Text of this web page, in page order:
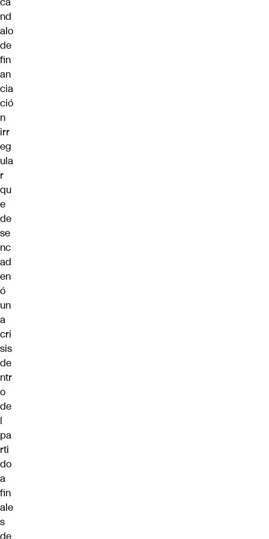
nd
alo
de
fin
an
cia
ció
n
irr
eg
ula
r
qu
e
de
se
nc
ad
en
ó
un
a
cri
sis
de
ntr
o
de
l
pa
rti
do
a
fin
ale
s
de